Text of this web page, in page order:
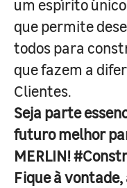
um espírito
que permite
todos para
que fazem a
Clientes.
Seja parte
futuro melhor
MERLIN!
Fique à vontade,